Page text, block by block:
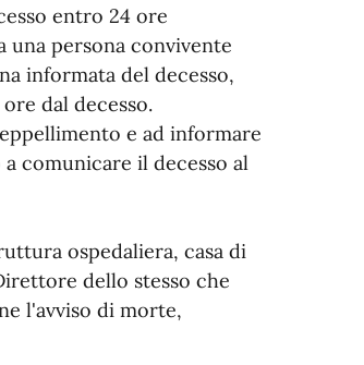
entro 24 ore
una persona convivente
informata del decesso,
dal decesso.
e ad informare
comunicare il decesso al
ospedaliera, casa di
dello stesso che
l'avviso di morte,